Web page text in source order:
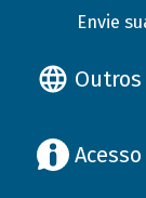
Envie